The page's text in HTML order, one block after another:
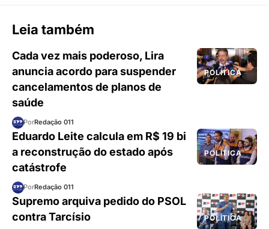
Leia também
POLÍTICA
Cada vez mais poderoso, Lira
anuncia acordo para suspender
cancelamentos de planos de
saúde
PorRedação 011
POLÍTICA
Eduardo Leite calcula em R$ 19 bi
a reconstrução do estado após
catástrofe
PorRedação 011
POLÍTICA
Supremo arquiva pedido do PSOL
contra Tarcísio